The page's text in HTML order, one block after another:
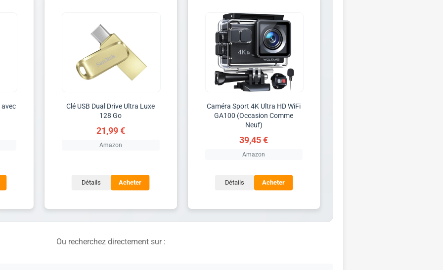
Clé USB Dual Drive Ultra Luxe
128 Go
21,99 €
Amazon
Détails Acheter
Caméra Sport 4K Ultra HD WiFi
GA100 (Occasion Comme
Neuf)
39,45 €
Amazon
Détails Acheter
Ou recherchez directement sur :